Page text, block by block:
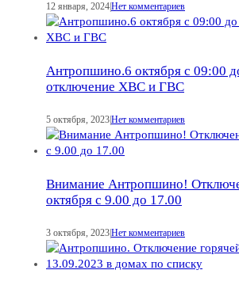
12 января, 2024Нет комментариев
Антропшино.6 октября с 09:00
отключение ХВС и ГВС
5 октября, 2023Нет комментариев
Внимание Антропшино!
октября с 9.00 до 17.00
3 октября, 2023Нет комментариев